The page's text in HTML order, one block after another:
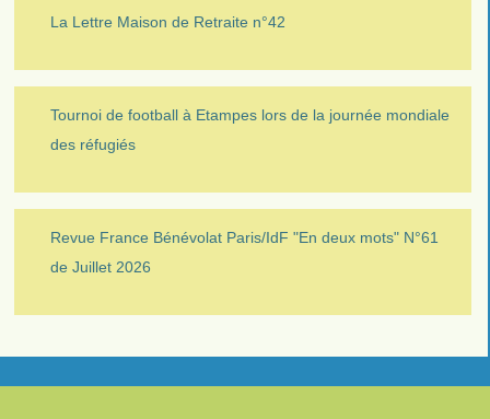
La Lettre Maison de Retraite n°42
Tournoi de football à Etampes lors de la journée mondiale
des réfugiés
Revue France Bénévolat Paris/IdF "En deux mots" N°61
de Juillet 2026